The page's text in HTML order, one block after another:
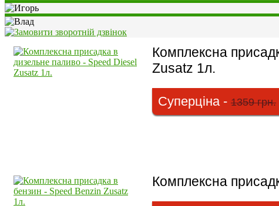
Комплексна
Zusatz 1л.
Суперціна - 1359 грн.
Комплексна